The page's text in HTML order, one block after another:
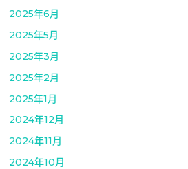
2025年6月
2025年5月
2025年3月
2025年2月
2025年1月
2024年12月
2024年11月
2024年10月